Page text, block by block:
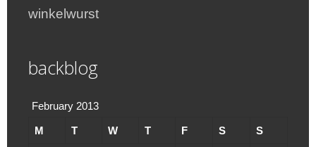
winkelwurst
backblog
February 2013
M T W T F S S